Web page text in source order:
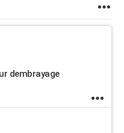
dembrayage